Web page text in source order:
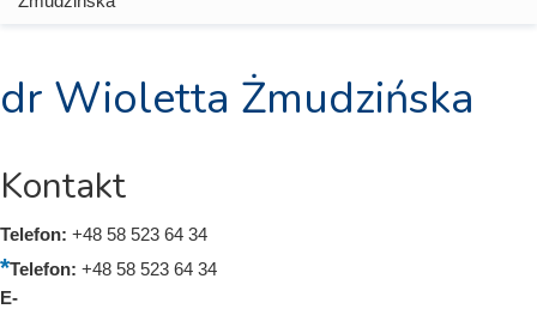
dr Wioletta Żmudzińska
Kontakt
Telefon: +48 58 523 64 34
Telefon: +48 58 523 64 34
E-